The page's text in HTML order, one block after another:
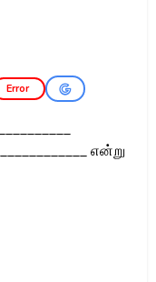
Error
என்று